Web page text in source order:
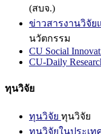
(สบจ.)
ข่าวสารงานวิจัย
นวัตกรรม
CU Social
CU-Daily
ทุนวิจัย
ทุนวิจัย ทุนวิจัย
ทุนวิจัยในประเท